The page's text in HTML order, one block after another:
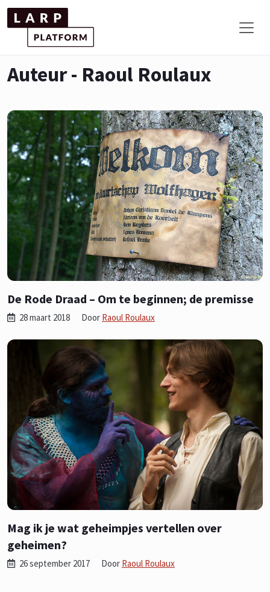
Auteur - Raoul Roulaux
De Rode Draad – Om te beginnen; de premisse
28 maart 2018 Door Raoul Roulaux
Mag ik je wat geheimpjes vertellen over
geheimen?
26 september 2017 Door Raoul Roulaux